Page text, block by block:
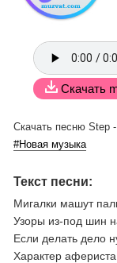
Скачать
Скачать песню Step
#Новая музыка
Текст песни:
Мигалки машут
Узоры из-под шин
Если делать дело
Характер